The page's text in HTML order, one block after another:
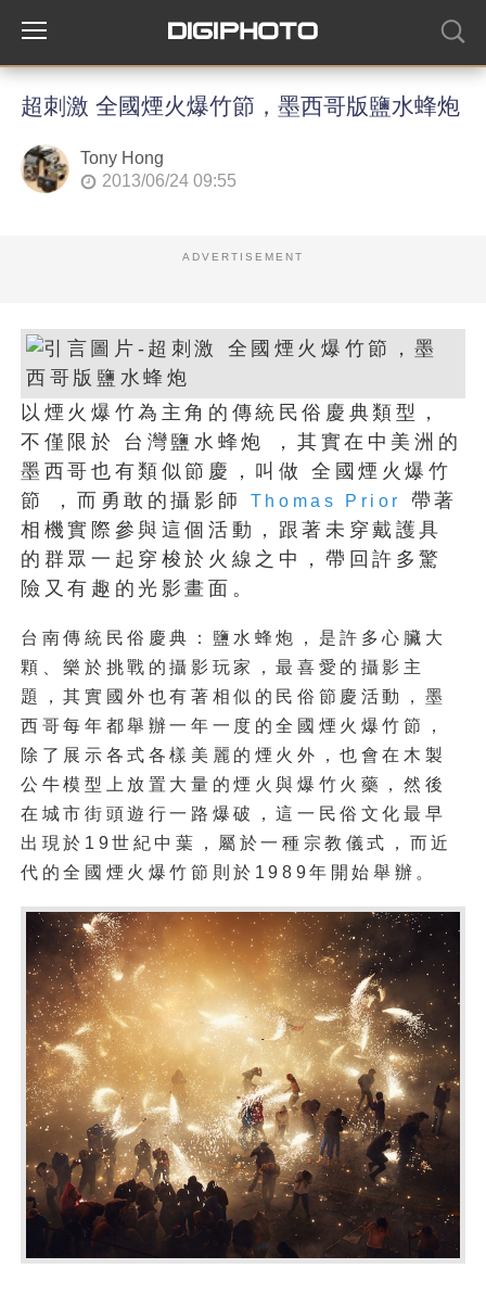
超刺激 全國煙火爆竹節，墨西哥版鹽水蜂炮
Tony Hong
2013/06/24 09:55
ADVERTISEMENT
以煙火爆竹為主角的傳統民俗慶典類型，
不僅限於 台灣鹽水蜂炮 ，其實在中美洲的
墨西哥也有類似節慶，叫做 全國煙火爆竹
節 ，而勇敢的攝影師
Thomas Prior
帶著
相機實際參與這個活動，跟著未穿戴護具
的群眾一起穿梭於火線之中，帶回許多驚
險又有趣的光影畫面。
台南傳統民俗慶典：鹽水蜂炮，是許多心臟大
顆、樂於挑戰的攝影玩家，最喜愛的攝影主
題，其實國外也有著相似的民俗節慶活動，墨
西哥每年都舉辦一年一度的全國煙火爆竹節，
除了展示各式各樣美麗的煙火外，也會在木製
公牛模型上放置大量的煙火與爆竹火藥，然後
在城市街頭遊行一路爆破，這一民俗文化最早
出現於19世紀中葉，屬於一種宗教儀式，而近
代的全國煙火爆竹節則於1989年開始舉辦。